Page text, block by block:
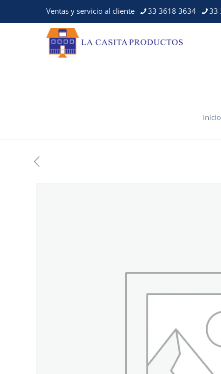
Ventas y servicio al cliente 33 3618 3634 33
Inicio